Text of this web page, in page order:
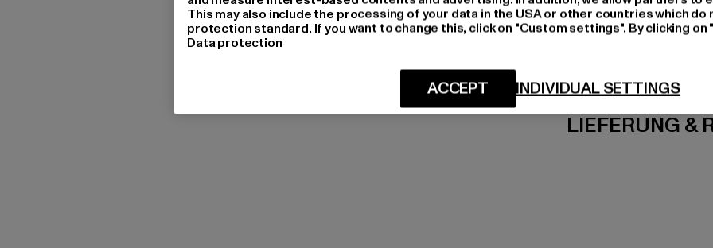
LIEFERUNG &
This may also include the processing of your data in the USA or other countries which do
protection standard. If you want to change this, click on "Custom settings". By clicking
Data protection
INDIVIDUAL SETTINGS
ACCEPT